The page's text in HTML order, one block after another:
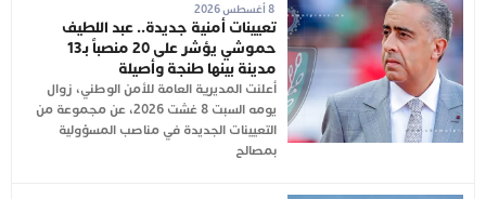
8 أغسطس 2026
تعيينات أمنية جديدة.. عبد اللطيف
حموشي يؤشر على 20 منصباً بـ13
مدينة بينها طنجة وأصيلة
أعلنت المديرية العامة للأمن الوطني، زوال
يومه السبت 8 غشت 2026، عن مجموعة من
التعيينات الجديدة في مناصب المسؤولية
بمصالح